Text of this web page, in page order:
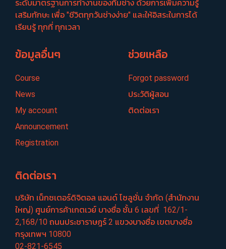
ระดับมาตรฐานการทำงานของทีมช่าง ด้วยการเพิ่มความรู้
เสริมทักษะ เพื่อ "ชีวิตทุกวันช่างง่าย" และให้อิสระในการได้
เรียนรู้ ทุกที่ ทุกเวลา
ข้อมูลอื่นๆ
Course
News
My account
Announcement
Registration
ช่วยเหลือ
Forgot password
ประวัติผู้สอน
ติดต่อเรา
ติดต่อเรา
บริษัท เน็กซเตอร์​ดิจิตอล แอนด์ โซลูชั่น จำกัด (สำนักงาน
ใหญ่) ศูนย์​การค้าเกตเวย์​ บางซื่อ​ ชั้น​ 6​ เลขที่ ​ 162/1-
2,168/10 ถนนประชา​ราษฎร์​ 2 แขวงบางซื่อ​ เขตบางซื่อ​
กรุงเทพฯ 10800
02-821-6545